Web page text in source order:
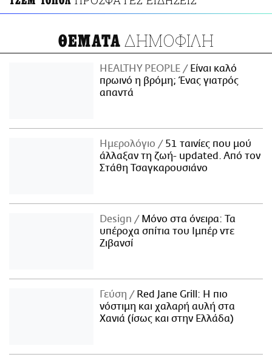
ΑΜΠΑ
ΘΕΜΑΤΑ ΔΗΜΟΦΙΛΗ
HEALTHY PEOPLE
Είναι καλό
πρωινό η βρόμη; Ένας γιατρός
απαντά
Ημερολόγιο
51 ταινίες που μού
άλλαξαν τη ζωή- updated. Aπό τον
Στάθη Τσαγκαρουσιάνο
Design
Μόνο στα όνειρα: Τα
υπέροχα σπίτια του Ιμπέρ ντε
Ζιβανσί
Γεύση
Red Jane Grill: Η πιο
νόστιμη και χαλαρή αυλή στα
Χανιά (ίσως και στην Ελλάδα)